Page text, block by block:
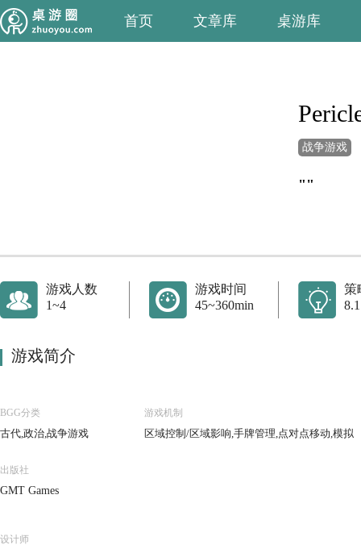
首页 文章库 桌游库
战争游戏
""
游戏人数
1~4
游戏时间
45~360min
策
8.1
游戏简介
BGG分类
古代,政治,战争游戏
游戏机制
区域控制/区域影响,手牌管理,点对点移动,模拟
出版社
GMT Games
设计师